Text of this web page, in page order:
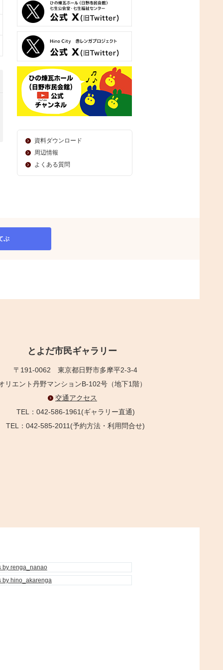
資料ダウンロード
周辺情報
よくある質問
ぶ
とよだ市民ギャラリー
〒191-0062 東京都日野市多摩平2-3-4
リエント丹野マンションB-102号（地下1階）
交通アクセス
TEL：042-586-1961(ギャラリー直通)
：042-585-2011(予約方法・利用問合せ)
by renga_nanao
by hino_akarenga